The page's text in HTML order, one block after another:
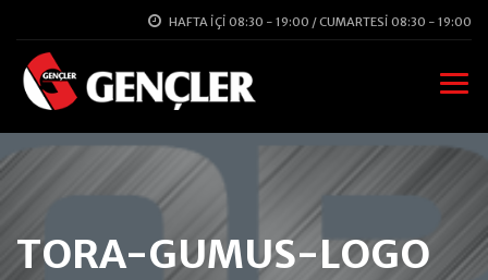
HAFTA İÇI 08:30 - 19:00 / CUMARTESI 08:30 - 19:00
TORA-GUMUS-LOGO